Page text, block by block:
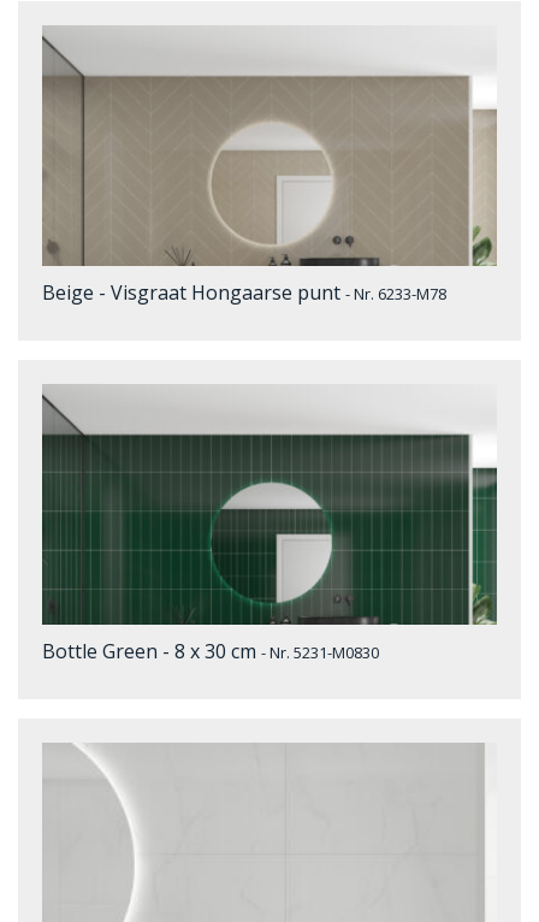
Beige - Visgraat Hongaarse punt - Nr. 6233-M78
Bottle Green - 8 x 30 cm - Nr. 5231-M0830